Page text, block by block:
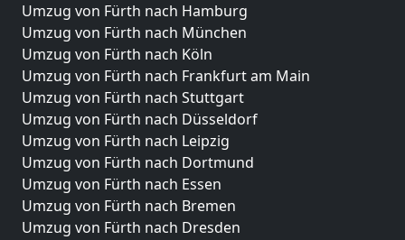
Umzug von Fürth nach Hamburg
Umzug von Fürth nach München
Umzug von Fürth nach Köln
Umzug von Fürth nach Frankfurt am Main
Umzug von Fürth nach Stuttgart
Umzug von Fürth nach Düsseldorf
Umzug von Fürth nach Leipzig
Umzug von Fürth nach Dortmund
Umzug von Fürth nach Essen
Umzug von Fürth nach Bremen
Umzug von Fürth nach Dresden